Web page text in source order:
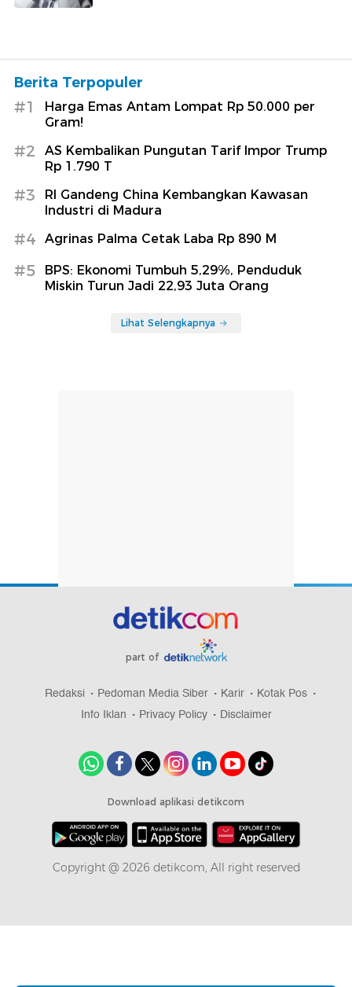
Berita Terpopuler
#1
Harga Emas Antam Lompat Rp 50.000 per
Gram!
#2
AS Kembalikan Pungutan Tarif Impor Trump
Rp 1.790 T
#3
RI Gandeng China Kembangkan Kawasan
Industri di Madura
#4 Agrinas Palma Cetak Laba Rp 890 M
#5
BPS: Ekonomi Tumbuh 5,29%, Penduduk
Miskin Turun Jadi 22,93 Juta Orang
Lihat Selengkapnya
part of
Redaksi Pedoman Media Siber Karir
Kotak Pos
Info Iklan
Privacy Policy Disclaimer
Download aplikasi detikcom
Copyright @ 2026 detikcom, All right reserved